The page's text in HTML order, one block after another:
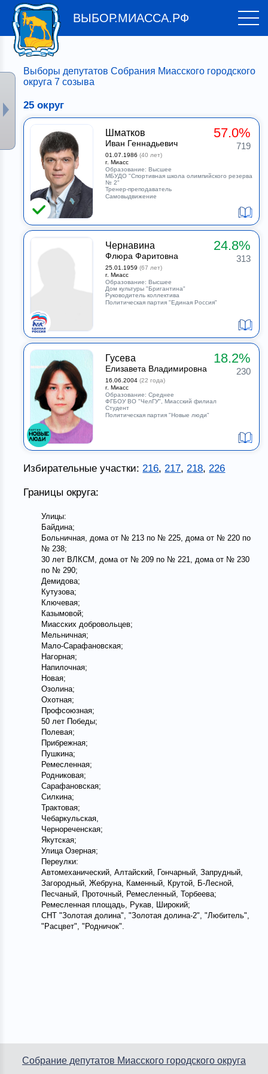
ВЫБОР.МИАССА.РФ
Выборы депутатов Собрания Миасского городского
округа 7 созыва
25 округ
57.0%
719
Шматков
Иван Геннадьевич
01.07.1986(40 лет)
г. Миасс
Образование: Высшее
МБУДО "Спортивная школа олимпийского резерва
№ 2"
Тренер-преподаватель
Самовыдвижение
24.8%
313
Чернавина
Флюра Фаритовна
25.01.1959(67 лет)
г. Миасс
Образование: Высшее
Дом культуры "Бригантина"
Руководитель коллектива
Политическая партия "Единая Россия"
18.2%
230
Гусева
Елизавета Владимировна
16.06.2004(22 года)
г. Миасс
Образование: Среднее
ФГБОУ ВО "ЧелГУ", Миасский филиал
Студент
Политическая партия "Новые люди"
Избирательные участки:216,217,218,226
Границы округа:
Улицы:
Байдина;
Больничная, дома от № 213 по № 225, дома от № 220 по
№ 238;
30 лет ВЛКСМ, дома от № 209 по № 221, дома от № 230
по № 290;
Демидова;
Кутузова;
Ключевая;
Казымовой;
Миасских добровольцев;
Мельничная;
Мало-Сарафановская;
Нагорная;
Напилочная;
Новая;
Озолина;
Охотная;
Профсоюзная;
50 лет Победы;
Полевая;
Прибрежная;
Пушкина;
Ремесленная;
Родниковая;
Сарафановская;
Силкина;
Трактовая;
Чебаркульская,
Чернореченская;
Якутская;
Улица Озерная;
Переулки:
Автомеханический, Алтайский, Гончарный, Запрудный,
Загородный, Жебруна, Каменный, Крутой, Б-Лесной,
Песчаный, Проточный, Ремесленный, Торбеева;
Ремесленная площадь, Рукав, Широкий;
СНТ "Золотая долина", "Золотая долина-2", "Любитель",
"Расцвет", "Родничок".
Собрание депутатов Миасского городского округа